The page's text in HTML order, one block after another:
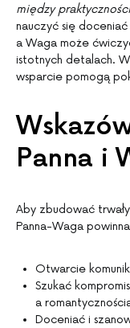
między
nauczyć się
a Waga może
istotnych detalach.
wsparcie pomogą
Panna i
Aby zbudować
Panna-Waga
Otwarcie
Szukać
a
Doceniać i